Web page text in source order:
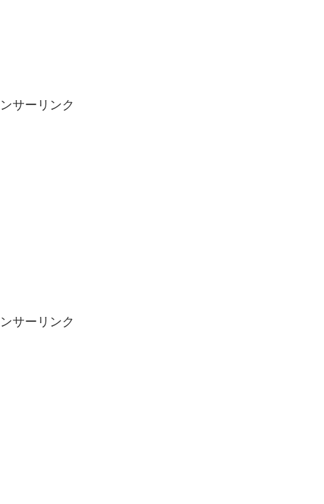
サーリンク
サーリンク